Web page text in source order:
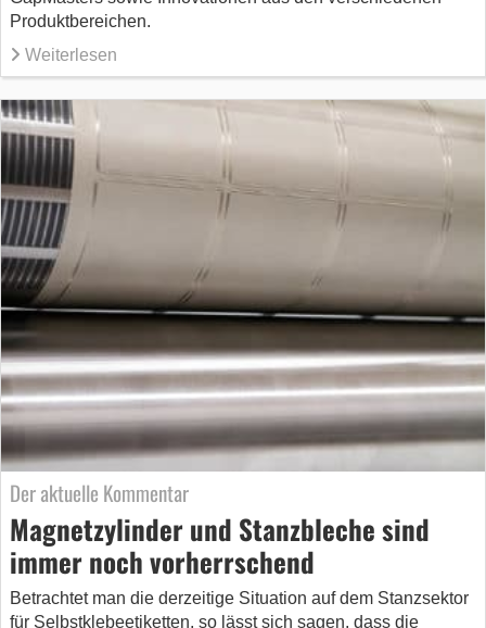
Produktbereichen.
Weiterlesen
Der aktuelle Kommentar
Magnetzylinder und Stanzbleche sind
immer noch vorherrschend
Betrachtet man die derzeitige Situation auf dem Stanzsektor
für Selbstklebeetiketten, so lässt sich sagen, dass die